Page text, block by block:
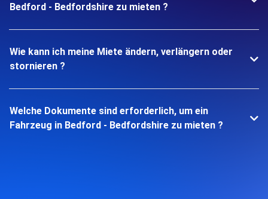
Bedford - Bedfordshire zu mieten ?
Wie kann ich meine Miete ändern, verlängern oder
stornieren ?
Welche Dokumente sind erforderlich, um ein
Fahrzeug in Bedford - Bedfordshire zu mieten ?